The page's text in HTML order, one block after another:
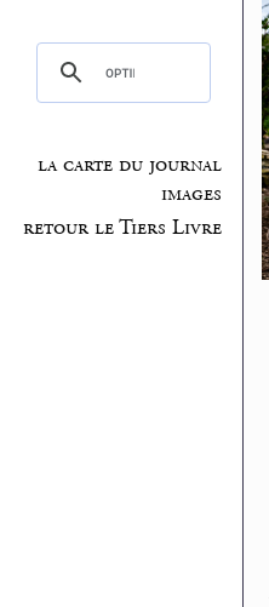
la carte du journal
images
retour le Tiers Livre